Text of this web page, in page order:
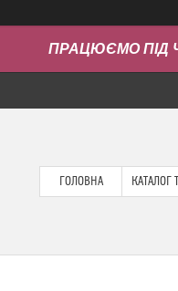
ПРАЦЮЄМО ПІД
ГОЛОВНА КАТАЛОГ